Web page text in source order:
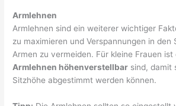
Armlehnen
Armlehnen sind ein weiterer wichtiger
zu maximieren und Verspannungen in den
Armen zu vermeiden. Für kleine Frauen
Armlehnen höhenverstellbar sind, damit
Sitzhöhe abgestimmt werden können.